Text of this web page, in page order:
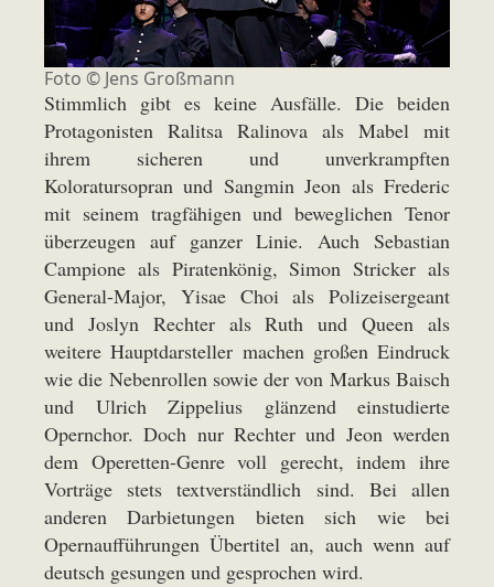
Foto © Jens Großmann
Stimmlich gibt es keine Ausfälle. Die beiden
Protagonisten Ralitsa Ralinova als Mabel mit
ihrem sicheren und unverkrampften
Koloratursopran und Sangmin Jeon als Frederic
mit seinem tragfähigen und beweglichen Tenor
überzeugen auf ganzer Linie. Auch Sebastian
Campione als Piratenkönig, Simon Stricker als
General-Major, Yisae Choi als Polizeisergeant
und Joslyn Rechter als Ruth und Queen als
weitere Hauptdarsteller machen großen Eindruck
wie die Nebenrollen sowie der von Markus Baisch
und Ulrich Zippelius glänzend einstudierte
Opernchor. Doch nur Rechter und Jeon werden
dem Operetten-Genre voll gerecht, indem ihre
Vorträge stets textverständlich sind. Bei allen
anderen Darbietungen bieten sich wie bei
Opernaufführungen Übertitel an, auch wenn auf
deutsch gesungen und gesprochen wird.